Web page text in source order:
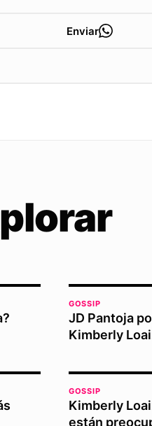
Enviar
GOSSIP
JD Pantoja
Kimberly
GOSSIP
Kimberly
están